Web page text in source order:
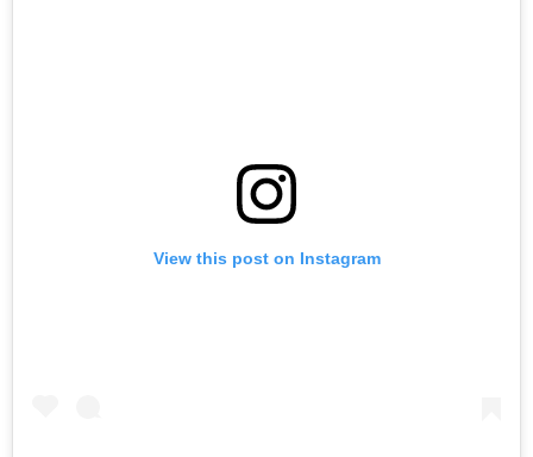
View this post on Instagram